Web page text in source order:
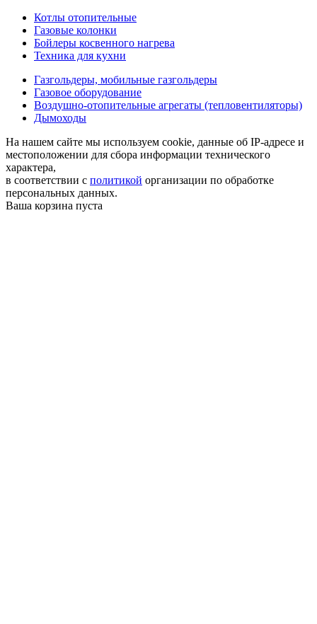
Котлы отопительные
Газовые колонки
Бойлеры косвенного нагрева
Техника для кухни
Газгольдеры, мобильные газгольдеры
Газовое оборудование
Воздушно-отопительные агрегаты (тепловентиляторы)
Дымоходы
На нашем сайте мы используем cookie, данные об IP-адресе и
местоположении для сбора информации технического
характера,
в соответствии с политикой организации по обработке
персональных данных.
Ваша корзина пуста